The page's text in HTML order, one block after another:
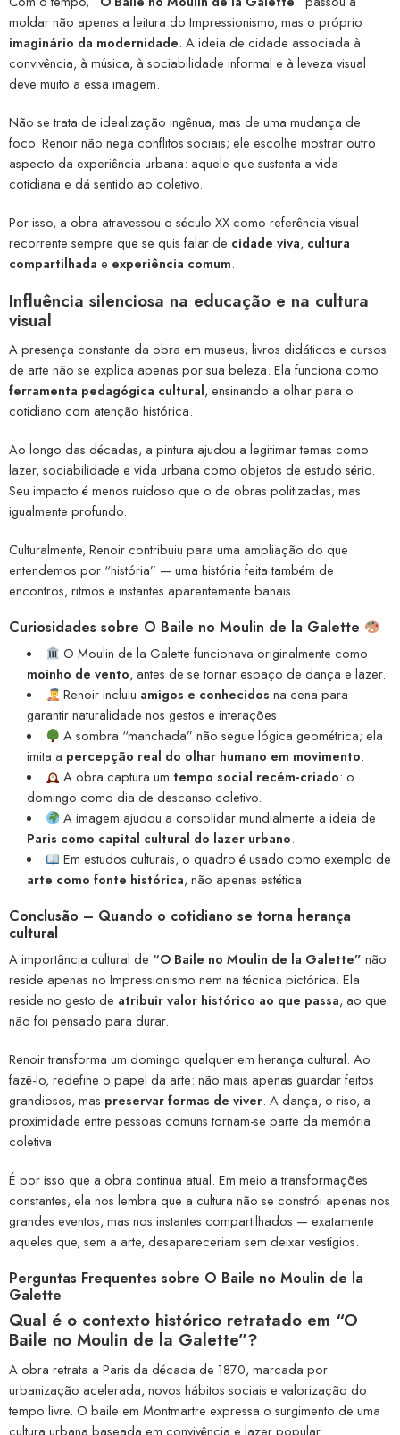
moldar não apenas a leitura do Impressionismo, mas o próprio
imaginário da modernidade. A ideia de cidade associada à
convivência, à música, à sociabilidade informal e à leveza visual
deve muito a essa imagem.
Não se trata de idealização ingênua, mas de uma mudança de
foco. Renoir não nega conflitos sociais; ele escolhe mostrar outro
aspecto da experiência urbana: aquele que sustenta a vida
cotidiana e dá sentido ao coletivo.
Por isso, a obra atravessou o século XX como referência visual
recorrente sempre que se quis falar de cidade viva, cultura
compartilhada e experiência comum.
Influência silenciosa na educação e na cultura
visual
A presença constante da obra em museus, livros didáticos e cursos
de arte não se explica apenas por sua beleza. Ela funciona como
ferramenta pedagógica cultural, ensinando a olhar para o
cotidiano com atenção histórica.
Ao longo das décadas, a pintura ajudou a legitimar temas como
lazer, sociabilidade e vida urbana como objetos de estudo sério.
Seu impacto é menos ruidoso que o de obras politizadas, mas
igualmente profundo.
Culturalmente, Renoir contribuiu para uma ampliação do que
entendemos por “história” — uma história feita também de
encontros, ritmos e instantes aparentemente banais.
Curiosidades sobre O Baile no Moulin de la Galette
O Moulin de la Galette funcionava originalmente como
moinho de vento, antes de se tornar espaço de dança e lazer.
Renoir incluiu amigos e conhecidos na cena para
garantir naturalidade nos gestos e interações.
A sombra “manchada” não segue lógica geométrica; ela
imita a percepção real do olhar humano em movimento.
A obra captura um tempo social recém-criado: o
domingo como dia de descanso coletivo.
A imagem ajudou a consolidar mundialmente a ideia de
Paris como capital cultural do lazer urbano.
Em estudos culturais, o quadro é usado como exemplo de
arte como fonte histórica, não apenas estética.
Conclusão – Quando o cotidiano se torna herança
cultural
A importância cultural de “O Baile no Moulin de la Galette” não
reside apenas no Impressionismo nem na técnica pictórica. Ela
reside no gesto de atribuir valor histórico ao que passa, ao que
não foi pensado para durar.
Renoir transforma um domingo qualquer em herança cultural. Ao
fazê-lo, redefine o papel da arte: não mais apenas guardar feitos
grandiosos, mas preservar formas de viver. A dança, o riso, a
proximidade entre pessoas comuns tornam-se parte da memória
coletiva.
É por isso que a obra continua atual. Em meio a transformações
constantes, ela nos lembra que a cultura não se constrói apenas nos
grandes eventos, mas nos instantes compartilhados — exatamente
aqueles que, sem a arte, desapareceriam sem deixar vestígios.
Perguntas Frequentes sobre O Baile no Moulin de la
Galette
Qual é o contexto histórico retratado em “O
Baile no Moulin de la Galette”?
A obra retrata a Paris da década de 1870, marcada por
urbanização acelerada, novos hábitos sociais e valorização do
tempo livre. O baile em Montmartre expressa o surgimento de uma
cultura urbana baseada em convivência e lazer popular.